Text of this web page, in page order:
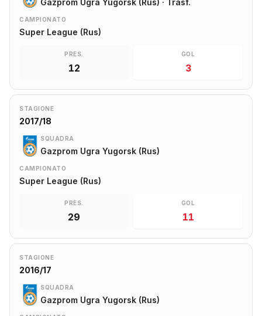
Gazprom Ugra Yugorsk (Rus) · Trasf.
CAMPIONATO
Super League (Rus)
PRES.
12
GOL
3
STAGIONE
2017/18
SQUADRA
Gazprom Ugra Yugorsk (Rus)
CAMPIONATO
Super League (Rus)
PRES.
29
GOL
11
STAGIONE
2016/17
SQUADRA
Gazprom Ugra Yugorsk (Rus)